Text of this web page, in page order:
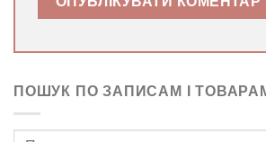
ПОШУК ПО ЗАПИСАМ І